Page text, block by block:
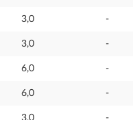
3,0 -
3,0 -
6,0 -
6,0 -
3,0 -